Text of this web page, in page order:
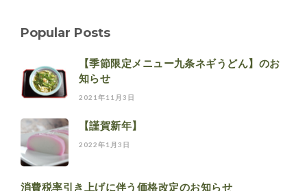
Popular Posts
【季節限定メニュー九条ネギうどん】のお
知らせ
2021年11月3日
【謹賀新年】
2022年1月3日
消費税率引き上げに伴う価格改定のお知らせ